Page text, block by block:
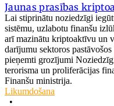
Jaunas prasības
Lai stiprinātu noziedzīgi
sistēmu, uzlabotu finanšu
arī mazinātu kriptoaktīvu un
darījumu sektoros
pieņemti grozījumi
terorisma un proliferācijas
Finanšu ministrija.
Likumdošana
•